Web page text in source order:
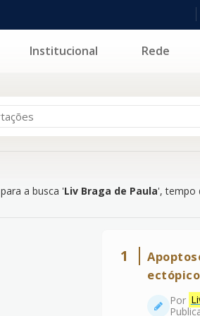
Liv Braga de Paula
Institucional Rede
para a busca 'Liv Braga de Paula', tempo
1
Por